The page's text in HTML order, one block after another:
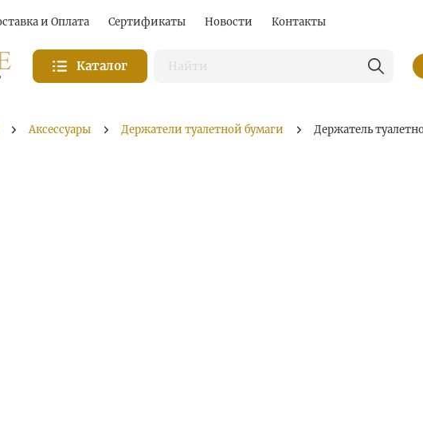
и Оплата Сертификаты Новости Контакты
Каталог
Аксессуары Держатели туалетной бумаги Держатель